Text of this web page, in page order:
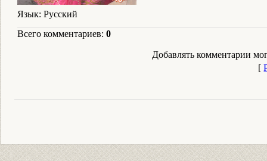
Язык: Русский
Всего комментариев: 0
Добавлять комментарии
[